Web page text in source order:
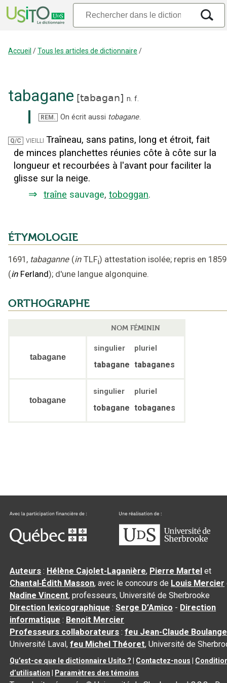
Accueil /Tous les articles de dictionnaire /
tabagane [tabagan] n. f.
REM. On écrit aussi tobagane.
Q/C vieilli Traîneau, sans patins, long et étroit, fait
de minces planchettes réunies côte à côte sur la
longueur et recourbées à l'avant pour faciliter la
glisse sur la neige.
⇒ traîne sauvage, toboggan.
ÉTYMOLOGIE
1691 , tabaganne (in TLFi) attestation isolée; repris en 1859
(in Ferland); d'une langue algonquine.
ORTHOGRAPHE
NOM FÉMININ
tabagane
singulier pluriel
tabagane tabaganes
tobagane
singulier pluriel
tobagane tobaganes
Auteurs : Hélène Cajolet-Laganière, Pierre Martel et
Chantal‑Édith Masson, avec le concours de Louis Mercier
Nadine Vincent, professeurs, Université de Sherbrooke
Direction lexicographique :Serge D’Amico - Direction
informatique : Benoit Mercier
Professeurs collaborateurs :feu Jean-Claude
Université Laval,feu Michel Théoret, Université de
Qu’est-ce que le dictionnaire Usito ? Contactez-nous
d’utilisation
Paramètres des témoins